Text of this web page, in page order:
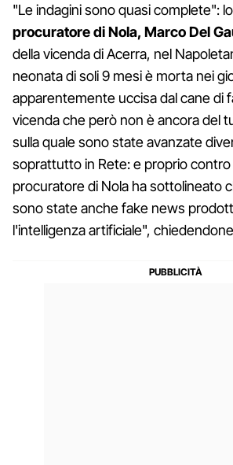
"Le indagini sono quasi complete":
procuratore di Nola, Marco Del
della vicenda di Acerra, nel
neonata di soli 9 mesi è morta nei
apparentemente uccisa dal cane di
vicenda che però non è ancora del
sulla quale sono state avanzate
soprattutto in Rete: e proprio
procuratore di Nola ha sottolineato
sono state anche fake news
l'intelligenza artificiale",